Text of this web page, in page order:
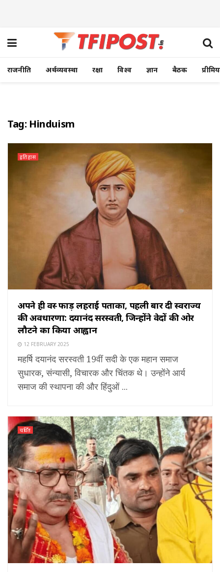
राजनीति अर्थव्यवस्था रक्षा विश्व ज्ञान बैठक
Tag: Hinduism
इतिहास
अपने ही वस्त्र फाड़ लहराई पताका, पहली बार दी स्वराज्य
की अवधारणा: दयानंद सरस्वती, जिन्होंने वेदों की ओर
लौटने का किया आह्वान
12 FEBRUARY 2025
महर्षि दयानंद सरस्वती 19वीं सदी के एक महान समाज
सुधारक, संन्यासी, विचारक और चिंतक थे। उन्होंने आर्य
समाज की स्थापना की और हिंदुओं ...
चर्चित